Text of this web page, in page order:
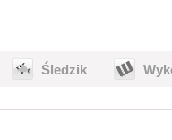
Śledzik